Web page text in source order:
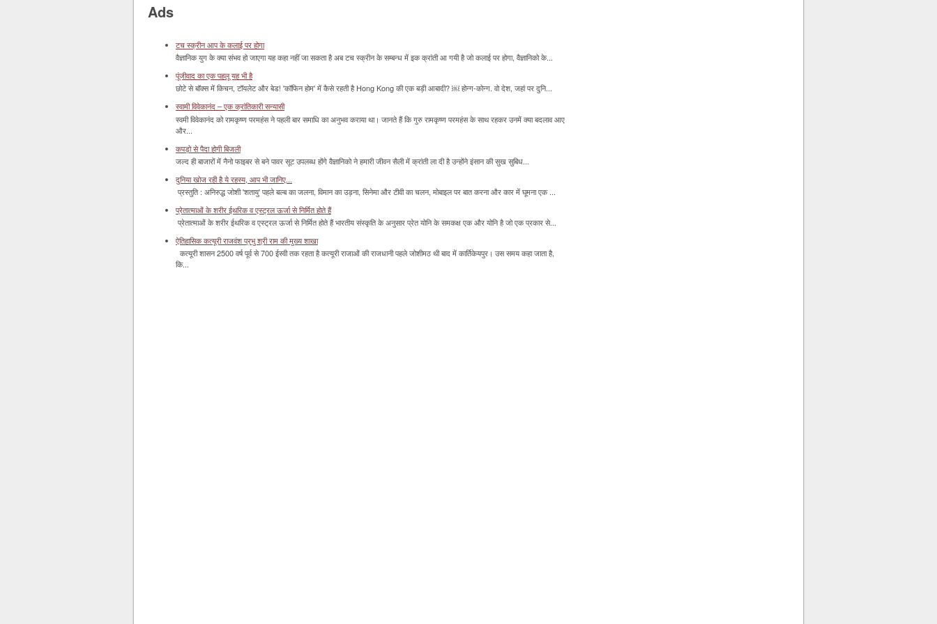
Ads
टच स्क्रीन आप के कलाई पर होगा
वैज्ञानिक युग के क्या संभव हो जाएगा यह कहा नहीं जा सकता है अब टच स्क्रीन के सम्बन्ध में इक क्रांती आ गयी है जो कलाई पर होगा, वैज्ञानिको के...
पूंजीवाद का एक पहलू यह भी है
छोटे से बॉक्‍स में किचन, टॉयलेट और बेड! 'कॉफिन होम' में कैसे रहती है Hong Kong की एक बड़ी आबादी? ￼ होन्ग-कोन्ग. वो देश, जहां पर दुनि...
स्वामी विवेकानंद – एक क्रांतिकारी सन्यासी
स्वमी विवेकानंद को रामकृष्ण परमहंस ने पहली बार समाधि का अनुभव कराया था। जानते हैं कि गुरु रामकृष्ण परमहंस के साथ रहकर उनमें क्या बदलाव आए
और...
कपड़ो से पैदा होगी बिजली
जल्द ही बाजारों में नैनो फाइबर से बने पावर सूट उपलब्ध होंगे वैज्ञानिको ने हमारी जीवन सैली में क्रांती ला दी है उन्होंने इंसान की सुख सुबिध...
दुनिया खोज रही है ये रहस्य, आप भी जानिए...
प्रस्तुति : अनिरुद्ध जोशी 'शतायु' पहले बल्ब का जलना, विमान का उड़ना, सिनेमा और टीवी का चलन, मोबाइल पर बात करना और कार में घूमना एक ...
प्रेतात्माओं के शरीर ईथरिक व एस्ट्रल ऊर्जा से निर्मित होते हैं
प्रेतात्माओं के शरीर ईथरिक व एस्ट्रल ऊर्जा से निर्मित होते हैं भारतीय संस्कृति के अनुसार प्रेत योनि के समकक्ष एक और योनि है जो एक प्रकार से...
ऐतिहासिक कत्यूरी राजवंश प्रभु श्री राम की मुख्य शाखा
कत्यूरी शासन 2500 वर्ष पूर्व से 700 ईस्वी तक रहता है कत्यूरी राजाओं की राजधानी पहले जोशीमठ थी बाद में कार्तिकेयपुर। उस समय कहा जाता है,
कि...